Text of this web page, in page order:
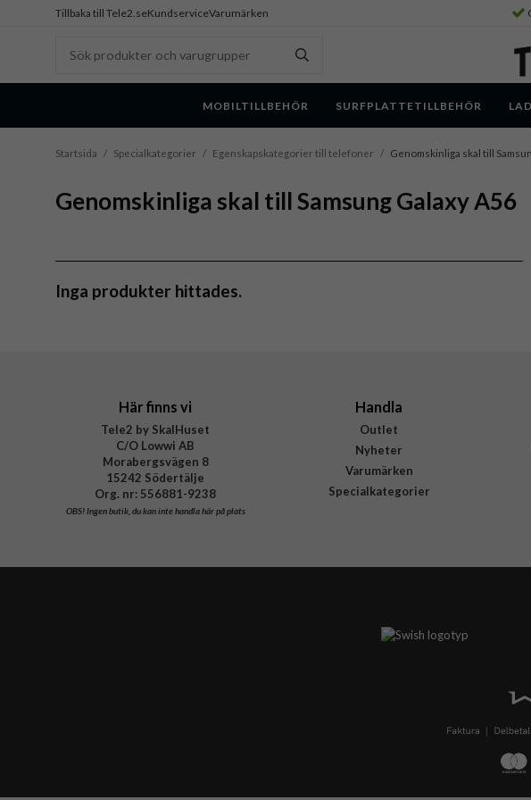
Tillbaka till Tele2.seKundserviceVarumärken
MOBILTILLBEHÖR SURFPLATTETILLBEHÖR
Startsida / Specialkategorier / Egenskapskategorier till telefoner / Genomskinliga skal till
Genomskinliga skal till Samsung Galaxy A56
Inga produkter hittades.
Här finns vi
Tele2 by SkalHuset
C/O Lowwi AB
Morabergsvägen 8
15242 Södertälje
Org. nr: 556881-9238
OBS!Ingen butik, du kan inte handla här på plats
Handla
Outlet
Nyheter
Varumärken
Specialkategorier